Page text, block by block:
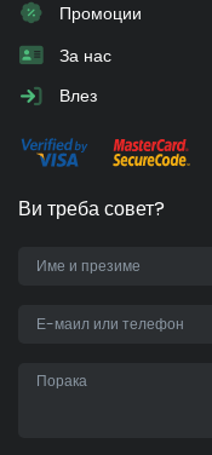
Промоции
За нас
Влез
Ви треба совет?